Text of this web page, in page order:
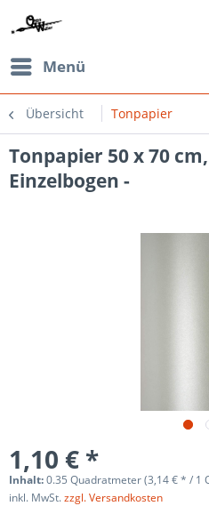
Menü
Übersicht Tonpapier
Tonpapier 50 x 70
Einzelbogen -
1,10 € *
Inhalt:0.35 Quadratmeter (3,14 € * / 1
inkl. MwSt.zzgl. Versandkosten